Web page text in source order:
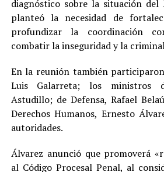
diagnóstico sobre la situación
planteó la necesidad de
profundizar la coordinación
combatir la inseguridad y la
En la reunión también
Luis Galarreta; los ministros
Astudillo; de Defensa, Rafael
Derechos Humanos, Ernesto
autoridades.
Álvarez anunció que promoverá
al Código Procesal Penal, al